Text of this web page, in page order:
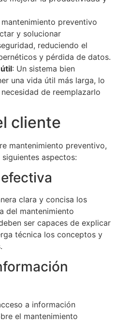
mantenimiento preventivo
y solucionar
reduciendo el
y pérdida de datos.
: Un sistema bien
una vida útil más larga, lo
de reemplazarlo
cliente
mantenimiento preventivo,
aspectos:
clara y concisa los
del mantenimiento
ser capaces de explicar
técnica los conceptos y
a información
el mantenimiento